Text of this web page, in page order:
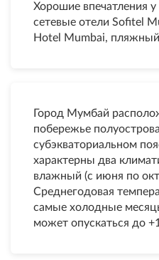
Хорошие впечатления у
сетевые отели Sofitel
Hotel Mumbai,
Город Мумбай
побережье
субэкваториальном
характерны два
влажный (с июня по
Среднегодовая
самые холодные
может опускаться до